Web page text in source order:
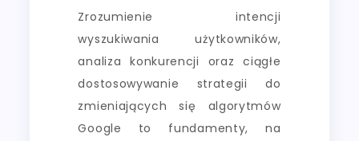
Zrozumienie intencji
wyszukiwania użytkowników,
analiza konkurencji oraz ciągłe
dostosowywanie strategii do
zmieniających się algorytmów
Google to fundamenty, na